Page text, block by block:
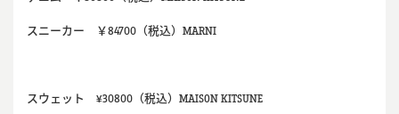
スニーカー ￥84700（税込）MARNI
スウェット ¥30800（税込）MAISON KITSUNE